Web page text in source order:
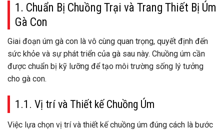
1. Chuẩn Bị Chuồng Trại và Trang Thiết Bị Úm
Gà Con
Giai đoạn úm gà con là vô cùng quan trọng, quyết định đến
sức khỏe và sự phát triển của gà sau này. Chuồng úm cần
được chuẩn bị kỹ lưỡng để tạo môi trường sống lý tưởng
cho gà con.
1.1. Vị trí và Thiết kế Chuồng Úm
Việc lựa chọn vị trí và thiết kế chuồng úm đúng cách là bước